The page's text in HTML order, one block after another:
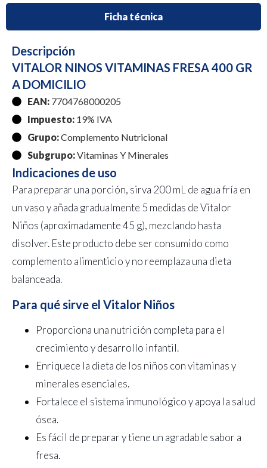
Ficha técnica
Descripción
VITALOR NINOS VITAMINAS FRESA 400 GR
A DOMICILIO
EAN: 7704768000205
Impuesto: 19% IVA
Grupo:Complemento Nutricional
Subgrupo:Vitaminas Y Minerales
Indicaciones de uso
Para preparar una porción, sirva 200 mL de agua fría en
un vaso y añada gradualmente 5 medidas de Vitalor
Niños (aproximadamente 45 g), mezclando hasta
disolver. Este producto debe ser consumido como
complemento alimenticio y no reemplaza una dieta
balanceada.
Para qué sirve el Vitalor Niños
Proporciona una nutrición completa para el
crecimiento y desarrollo infantil.
Enriquece la dieta de los niños con vitaminas y
minerales esenciales.
Fortalece el sistema inmunológico y apoya la salud
ósea.
Es fácil de preparar y tiene un agradable sabor a
fresa.